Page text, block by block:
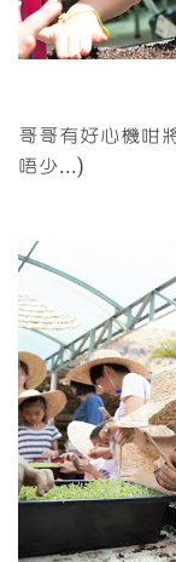
哥哥有好心機咁
唔少...)